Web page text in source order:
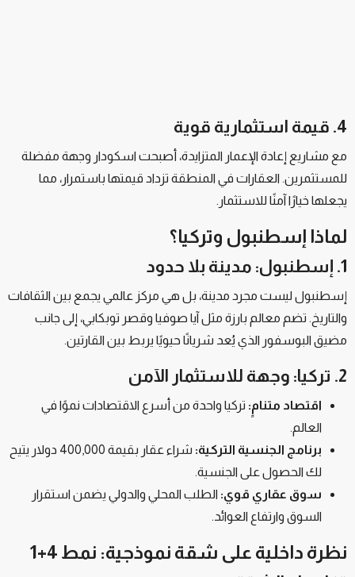
4. قيمة استثمارية قوية
مع مشاريع إعادة الإعمار المتزايدة، أصبحت اسكودار وجهة مفضلة
للمستثمرين. العقارات في المنطقة تزداد قيمتها باستمرار، مما
يجعلها خيارًا آمنًا للاستثمار.
لماذا إسطنبول وتركيا؟
إسطنبول ليست مجرد مدينة، بل هي مركز عالمي يجمع بين الثقافات
والتاريخ. تضم معالم بارزة مثل آيا صوفيا وقصر توبكابي، إلى جانب
مضيق البوسفور الذي يُعد شريانًا حيويًا يربط بين القارتين.
اقتصاد متنامٍ:تركيا واحدة من أسرع الاقتصادات نموًا في
العالم.
برنامج الجنسية التركية:
شراء عقار بقيمة 400,000 دولار يتيح
لك الحصول على الجنسية.
سوق عقاري قوي:الطلب المحلي والدولي يضمن استقرار
السوق وارتفاع العوائد.
نظرة داخلية على شقة نموذجية: نمط 4+1